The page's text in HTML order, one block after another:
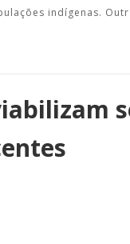
indígenas.